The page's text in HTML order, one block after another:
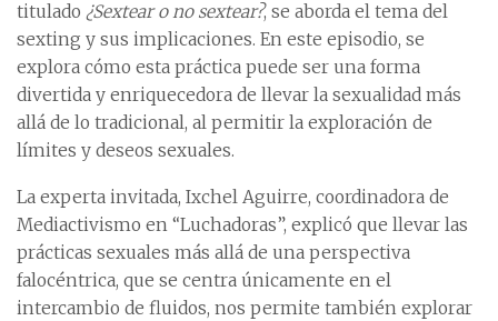
titulado ¿Sextear o no sextear?, se aborda el tema del
sexting y sus implicaciones. En este episodio, se
explora cómo esta práctica puede ser una forma
divertida y enriquecedora de llevar la sexualidad más
allá de lo tradicional, al permitir la exploración de
límites y deseos sexuales.
La experta invitada, Ixchel Aguirre, coordinadora de
Mediactivismo en “Luchadoras”, explicó que llevar las
prácticas sexuales más allá de una perspectiva
falocéntrica, que se centra únicamente en el
intercambio de fluidos, nos permite también explorar